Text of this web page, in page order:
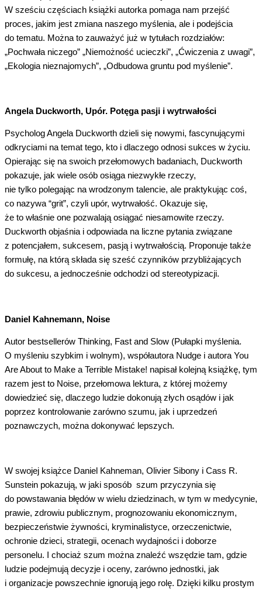
W sześciu częściach książki autorka pomaga nam przejść
proces, jakim jest zmiana naszego myślenia, ale i podejścia
do tematu. Można to zauważyć już w tytułach rozdziałów:
„Pochwała niczego” „Niemożność ucieczki”, „Ćwiczenia z uwagi”,
„Ekologia nieznajomych”, „Odbudowa gruntu pod myślenie”.
Angela Duckworth, Upór. Potęga pasji i wytrwałości
Psycholog Angela Duckworth dzieli się nowymi, fascynującymi
odkryciami na temat tego, kto i dlaczego odnosi sukces w życiu.
Opierając się na swoich przełomowych badaniach, Duckworth
pokazuje, jak wiele osób osiąga niezwykłe rzeczy,
nie tylko polegając na wrodzonym talencie, ale praktykując coś,
co nazywa “grit”, czyli upór, wytrwałość. Okazuje się,
że to właśnie one pozwalają osiągać niesamowite rzeczy.
Duckworth objaśnia i odpowiada na liczne pytania związane
z potencjałem, sukcesem, pasją i wytrwałością. Proponuje także
formułę, na którą składa się sześć czynników przybliżających
do sukcesu, a jednocześnie odchodzi od stereotypizacji.
Daniel Kahnemann, Noise
Autor bestsellerów Thinking, Fast and Slow (Pułapki myślenia.
O myśleniu szybkim i wolnym), współautora Nudge i autora You
Are About to Make a Terrible Mistake! napisał kolejną książkę, tym
razem jest to Noise, przełomowa lektura, z której możemy
dowiedzieć się, dlaczego ludzie dokonują złych osądów i jak
poprzez kontrolowanie zarówno szumu, jak i uprzedzeń
poznawczych, można dokonywać lepszych.
W swojej książce Daniel Kahneman, Olivier Sibony i Cass R.
Sunstein pokazują, w jaki sposób szum przyczynia się
do powstawania błędów w wielu dziedzinach, w tym w medycynie,
prawie, zdrowiu publicznym, prognozowaniu ekonomicznym,
bezpieczeństwie żywności, kryminalistyce, orzeczenictwie,
ochronie dzieci, strategii, ocenach wydajności i doborze
personelu. I chociaż szum można znaleźć wszędzie tam, gdzie
ludzie podejmują decyzje i oceny, zarówno jednostki, jak
i organizacje powszechnie ignorują jego rolę. Dzięki kilku prostym